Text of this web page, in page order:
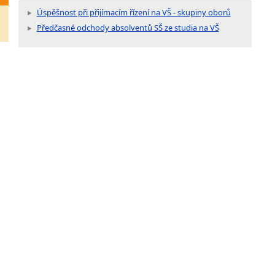
Úspěšnost při přijímacím řízení na VŠ - skupiny oborů
Předčasné odchody absolventů SŠ ze studia na VŠ